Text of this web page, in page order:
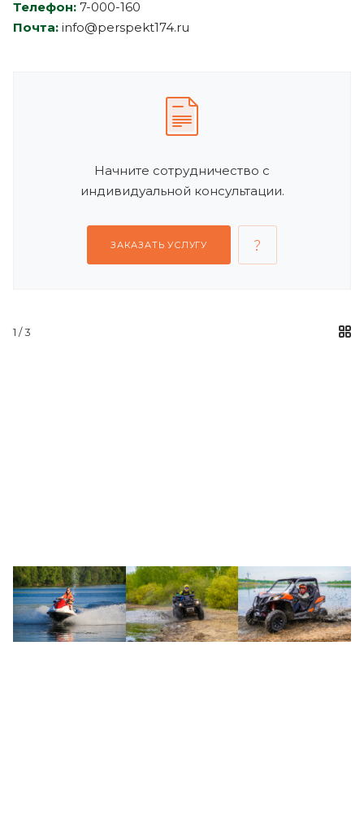
Телефон: 7-000-160
Почта: info@perspekt174.ru
Начните сотрудничество с
индивидуальной консультации.
ЗАКАЗАТЬ УСЛУГУ
1 / 3